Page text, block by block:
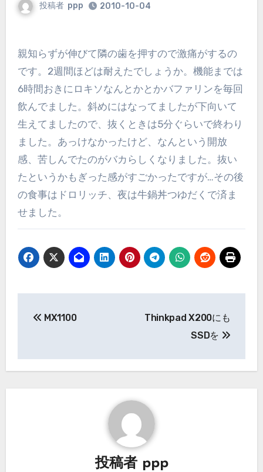
投稿者 ppp 2010-10-04
親知らずが伸びて隣の歯を押すので激痛がするの
です。2週間ほどは耐えたでしょうか。機能までは
6時間おきにロキソなんとかとかバファリンを毎回
飲んでました。斜めにはなってましたが下向いて
生えてましたので、抜くときは5分ぐらいで終わり
ました。あっけなかったけど、なんという開放
感、苦しんでたのがバカらしくなりました。抜い
たというかもぎった感がすごかったですが…その後
の食事はドロリッチ、夜は牛鍋丼つゆだくで済ま
せました。
ビ
MX1100
Thinkpad X200にも
SSDを
投稿者 ppp